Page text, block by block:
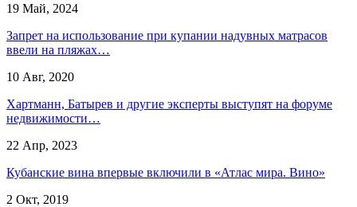
19 Май, 2024
Запрет на использование при купании надувных матрасов
ввели на пляжах…
10 Авг, 2020
Хартманн, Батырев и другие эксперты выступят на форуме
недвижимости…
22 Апр, 2023
Кубанские вина впервые включили в «Атлас мира. Вино»
2 Окт, 2019